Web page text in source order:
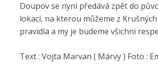
Doupov se nyní předává zpět do
lokací, na kterou můžeme z
pravidla a my je budeme všichni
Text : Vojta Marvan ( Márvy ) Foto :